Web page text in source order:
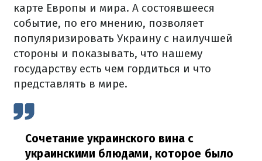
карте Европы и мира. А состоявшееся
событие, по его мнению, позволяет
популяризировать Украину с наилучшей
стороны и показывать, что нашему
государству есть чем гордиться и что
представлять в мире.
Сочетание украинского вина с
украинскими блюдами, которое было